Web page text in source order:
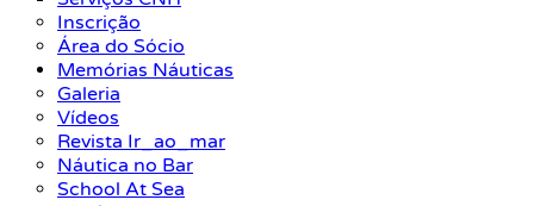
Inscrição
Área do Sócio
Memórias Náuticas
Galeria
Vídeos
Revista Ir_ao_mar
Náutica no Bar
School At Sea